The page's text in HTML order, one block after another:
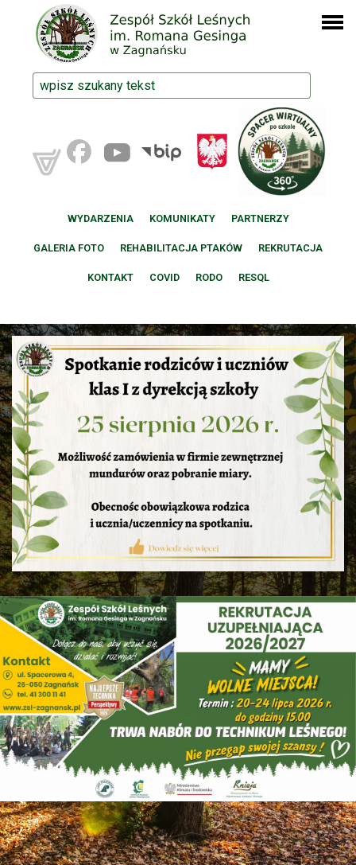
WYDARZENIA KOMUNIKATY PARTNERZY
GALERIA FOTO REHABILITACJA PTAKÓW REKRUTACJA
KONTAKT COVID RODO RESQL